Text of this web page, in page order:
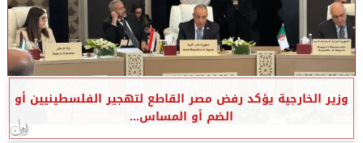
وزير الخارجية يؤكد رفض مصر القاطع لتهجير الفلسطينيين أو
الضم أو المساس...